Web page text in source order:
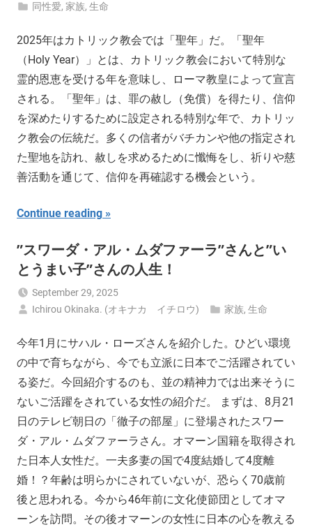
同性愛,家族,生命
2025年はカトリック教会では「聖年」だ。「聖年
（Holy Year）」とは、カトリック教会において特別な
霊的恩恵を受ける年を意味し、ローマ教皇によって宣言
される。「聖年」は、罪の赦し（免償）を得たり、信仰
を深めたりするために設定される特別な年で、カトリッ
ク教会の伝統だ。多くの信者がバチカンや他の指定され
た聖地を訪れ、赦しを求めるために懺悔をし、祈りや慈
善活動を通じて、信仰を再確認する機会という。
Continue reading
”スワーダ・アル・ムダファーラ”さんと”い
とうまい子”さんの人生！
September 29, 2025
Ichirou Okinaka. (オキナカ イチロウ)
家族,生命
今年1月にサハル・ローズさんを紹介した。ひどい環境
の中で育ちながら、今でも立派に日本でご活躍されてい
る姿だ。今回紹介するのも、並の精神力では出来そうに
ないご活躍をされている女性の紹介だ。 まずは、8月21
日のテレビ朝日の「徹子の部屋」に登場されたスワー
ダ・アル・ムダファーラさん。オマーン国籍を取得され
た日本人女性だ。一夫多妻の国で4度結婚して4度離
婚！？年齢は明らかにされていないが、恐らく70歳前
後と思われる。今から46年前に文化使節団としてオマ
ーンを訪問。その後オマーンの女性に日本の心を教える